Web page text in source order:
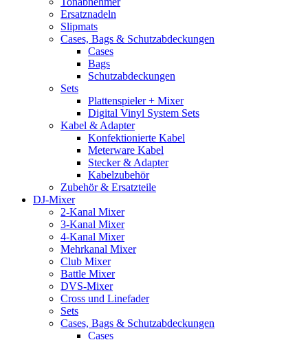
Ersatznadeln
Slipmats
Cases, Bags & Schutzabdeckungen
Cases
Bags
Schutzabdeckungen
Sets
Plattenspieler + Mixer
Digital Vinyl System Sets
Kabel & Adapter
Konfektionierte Kabel
Meterware Kabel
Stecker & Adapter
Kabelzubehör
Zubehör & Ersatzteile
DJ-Mixer
2-Kanal Mixer
3-Kanal Mixer
4-Kanal Mixer
Mehrkanal Mixer
Club Mixer
Battle Mixer
DVS-Mixer
Cross und Linefader
Sets
Cases, Bags & Schutzabdeckungen
Cases